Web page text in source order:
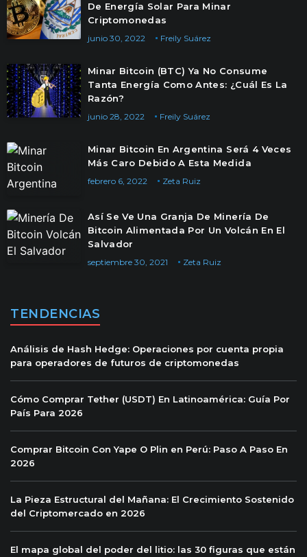
De Energía Solar Para Minar
Criptomonedas
Freily Suárez
junio 30, 2022
Minar Bitcoin (BTC) Ya No Consume
Tanta Energía Como Antes: ¿Cuál Es La
Razón?
Freily Suárez
junio 28, 2022
Minar Bitcoin En Argentina Será 4 Veces
Más Caro Debido A Esta Medida
Zeta Ruiz
febrero 6, 2022
Así Se Ve Una Granja De Minería De
Bitcoin Alimentada Por Un Volcán En El
Salvador
Zeta Ruiz
septiembre 30, 2021
TENDENCIAS
Análisis de Hash Hedge: Operaciones por cuenta propia
para operadores de futuros de criptomonedas
Cómo Comprar Tether (USDT) En Latinoamérica: Guía Por
País Para 2026
Comprar Bitcoin Con Yape O Plin en Perú: Paso A Paso En
2026
La Pieza Estructural del Mañana: El Crecimiento Sostenido
del Criptomercado en 2026
El mapa global del poder del litio: las 30 figuras que están